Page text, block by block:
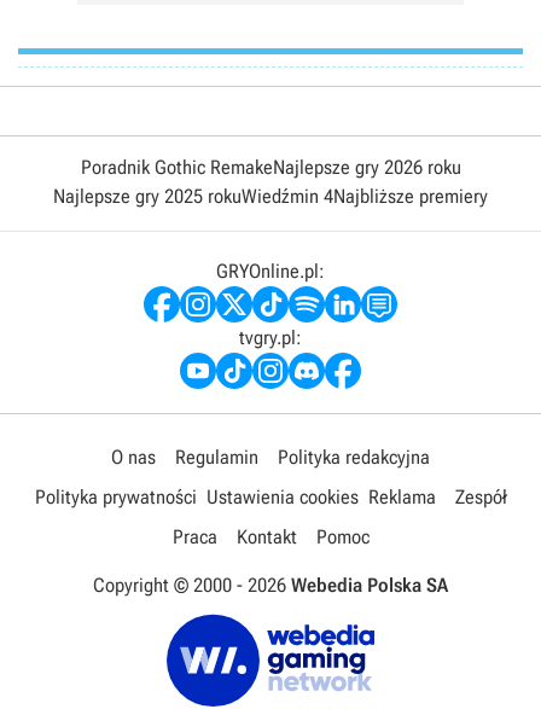
Poradnik Gothic RemakeNajlepsze gry 2026 roku
Najlepsze gry 2025 rokuWiedźmin 4Najbliższe premiery
GRYOnline.pl:
tvgry.pl:
O nas Regulamin
Polityka redakcyjna
Polityka prywatności Ustawienia cookies Reklama
Zespół
Praca
Kontakt Pomoc
Copyright © 2000 - 2026 Webedia Polska SA